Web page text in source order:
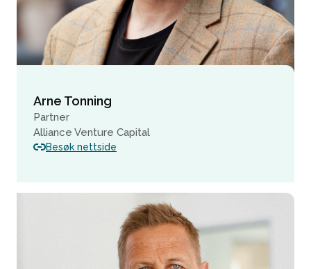
Arne Tonning
Partner
Alliance Venture Capital
Besøk nettside